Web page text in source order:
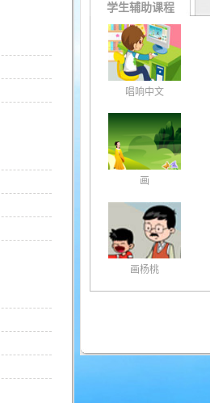
学生辅助课程
唱响中文
画
画杨桃